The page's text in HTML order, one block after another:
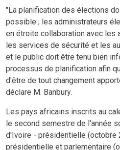
"La planification des élections
possible ; les administrateurs
en étroite collaboration avec les
les services de sécurité et les
et le public doit être tenu bien
processus de planification afin
d'être de tout changement
déclare M. Banbury.
Les pays africains inscrits au
le second semestre de l'année
d'Ivoire - présidentielle (octobre
présidentielle et parlementaire